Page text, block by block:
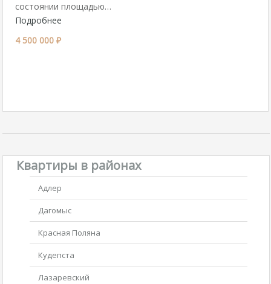
состоянии площадью…
Подробнее
4 500 000 ₽
Квартиры в районах
Адлер
Дагомыс
Красная Поляна
Кудепста
Лазаревский